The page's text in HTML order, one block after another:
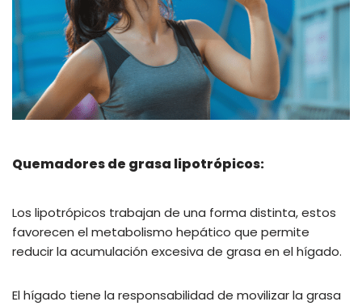
Quemadores de grasa lipotrópicos:
Los lipotrópicos trabajan de una forma distinta, estos
favorecen el metabolismo hepático que permite
reducir la acumulación excesiva de grasa en el hígado.
El hígado tiene la responsabilidad de movilizar la grasa